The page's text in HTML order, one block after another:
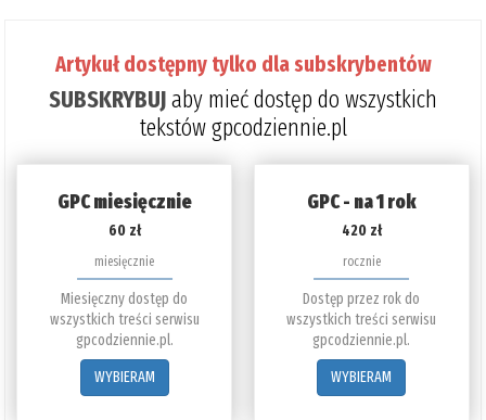
Artykuł dostępny tylko dla subskrybentów
SUBSKRYBUJaby mieć dostęp do wszystkich
tekstów gpcodziennie.pl
GPC miesięcznie
60 zł
miesięcznie
Miesięczny dostęp do
wszystkich treści serwisu
gpcodziennie.pl.
WYBIERAM
GPC - na 1 rok
420 zł
rocznie
Dostęp przez rok do
wszystkich treści serwisu
gpcodziennie.pl.
WYBIERAM